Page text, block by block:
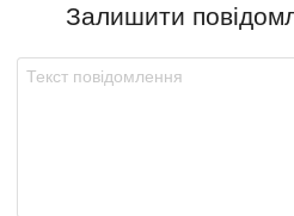
Залишити